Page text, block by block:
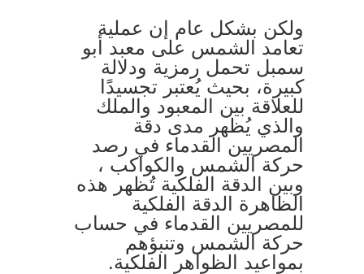
ولكن بشكل عام إن عملية
تعامد الشمس على معبد أبو
سمبل تحمل رمزية ودلالة
كبيرة، بحيث يُعتبر تجسيدًا
للعلاقة بين المعبود والملك
والذي يُظهر مدى دقة
المصريين القدماء في رصد
حركة الشمس والكواكب ،
وبين الدقة الفلكية تُظهر هذه
الظاهرة الدقة الفلكية
للمصريين القدماء في حساب
حركة الشمس وتنبؤهم
بمواعيد الظواهر الفلكية.